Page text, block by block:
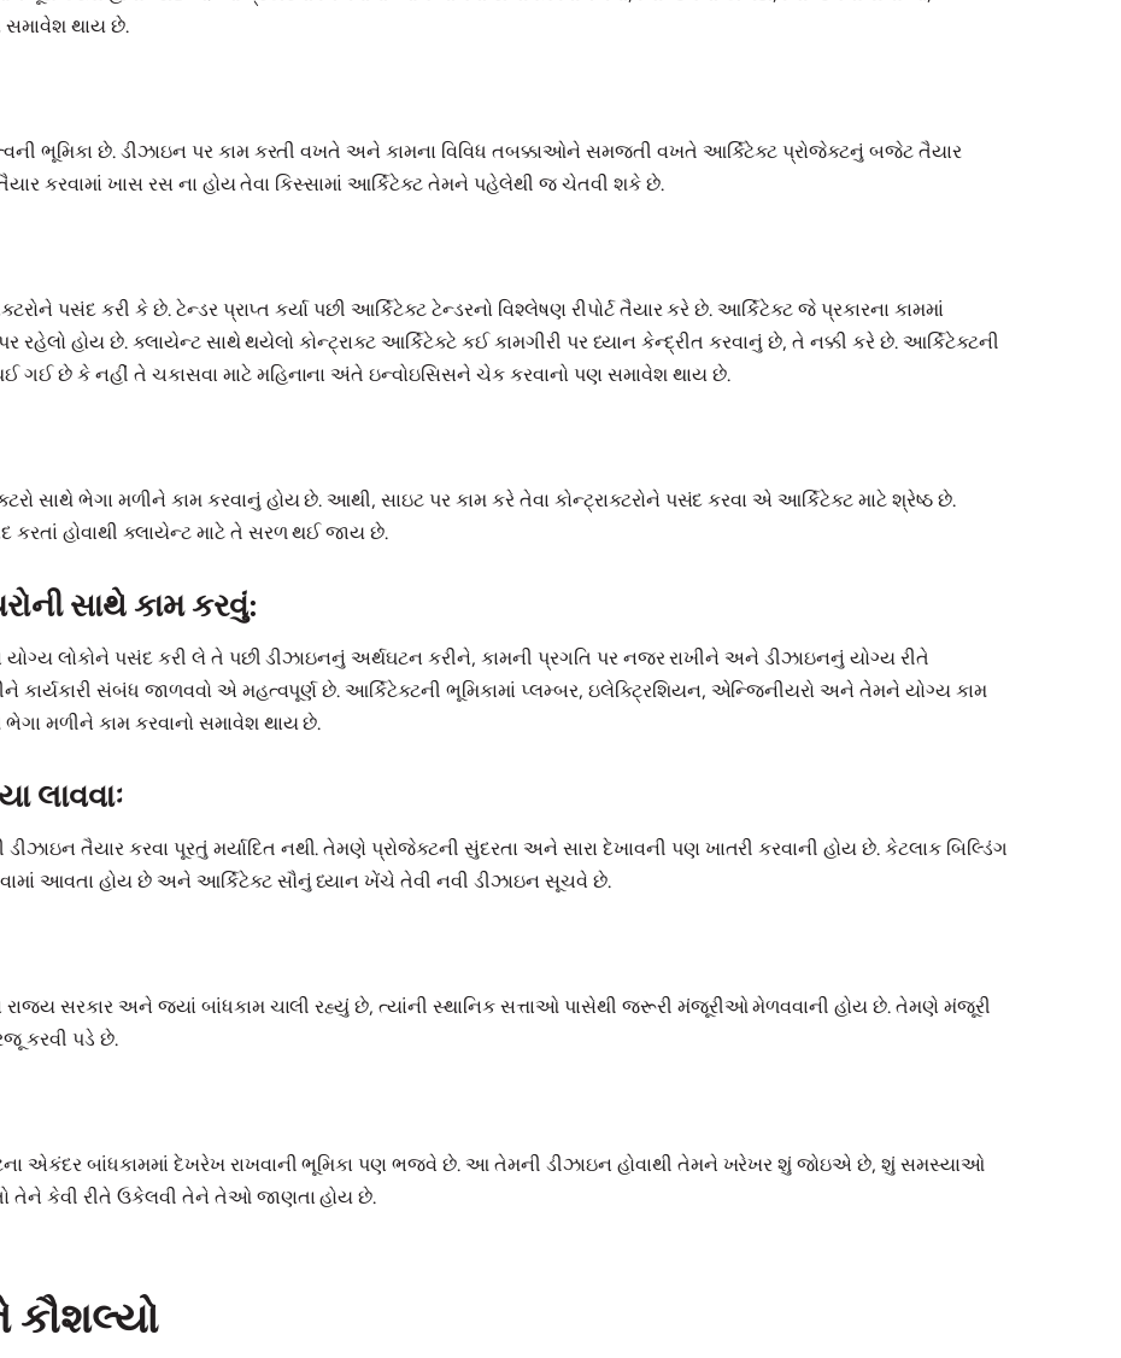
સમાવેશ થાય છે.
ભૂમિકા છે. ડીઝાઇન પર કામ કરતી વખતે અને કામના વિવિધ તબક્કાઓને સમજતી વખતે આર્કિટેક્ટ પ્રોજેક્ટનું બજેટ તૈયાર
કરવામાં ખાસ રસ ના હોય તેવા કિસ્સામાં આર્કિટેક્ટ તેમને પહેલેથી જ ચેતવી શકે છે.
પસંદ કરી કે છે. ટેન્ડર પ્રાપ્ત કર્યા પછી આર્કિટેક્ટ ટેન્ડરનો વિશ્લેષણ રીપોર્ટ તૈયાર કરે છે. આર્કિટેક્ટ જે પ્રકારના કામમાં
રહેલો હોય છે. ક્લાયેન્ટ સાથે થયેલો કોન્ટ્રાક્ટ આર્કિટેક્ટે કઈ કામગીરી પર ધ્યાન કેન્દ્રીત કરવાનું છે, તે નક્કી કરે છે. આર્કિટેક્ટની
છે કે નહીં તે ચકાસવા માટે મહિનાના અંતે ઇન્વોઇસિસને ચેક કરવાનો પણ સમાવેશ થાય છે.
સાથે ભેગા મળીને કામ કરવાનું હોય છે. આથી, સાઇટ પર કામ કરે તેવા કોન્ટ્રાક્ટરોને પસંદ કરવા એ આર્કિટેક્ટ માટે શ્રેષ્ઠ છે.
કરતાં હોવાથી ક્લાયેન્ટ માટે તે સરળ થઈ જાય છે.
સાથે કામ કરવું:
લોકોને પસંદ કરી લે તે પછી ડીઝાઇનનું અર્થઘટન કરીને, કામની પ્રગતિ પર નજર રાખીને અને ડીઝાઇનનું યોગ્ય રીતે
કાર્યકારી સંબંધ જાળવવો એ મહત્વપૂર્ણ છે. આર્કિટેક્ટની ભૂમિકામાં પ્લમ્બર, ઇલેક્ટ્રિશિયન, એન્જિનીયરો અને તેમને યોગ્ય કામ
ભેગા મળીને કામ કરવાનો સમાવેશ થાય છે.
લાવવાઃ
તૈયાર કરવા પૂરતું મર્યાદિત નથી. તેમણે પ્રોજેક્ટની સુંદરતા અને સારા દેખાવની પણ ખાતરી કરવાની હોય છે. કેટલાક બિલ્ડિંગ
આવતા હોય છે અને આર્કિટેક્ટ સૌનું ધ્યાન ખેંચે તેવી નવી ડીઝાઇન સૂચવે છે.
રાજ્ય સરકાર અને જ્યાં બાંધકામ ચાલી રહ્યું છે, ત્યાંની સ્થાનિક સત્તાઓ પાસેથી જરૂરી મંજૂરીઓ મેળવવાની હોય છે. તેમણે મંજૂરી
કરવી પડે છે.
એકંદર બાંધકામમાં દેખરેખ રાખવાની ભૂમિકા પણ ભજવે છે. આ તેમની ડીઝાઇન હોવાથી તેમને ખરેખર શું જોઇએ છે, શું સમસ્યાઓ
કેવી રીતે ઉકેલવી તેને તેઓ જાણતા હોય છે.
કૌશલ્યો